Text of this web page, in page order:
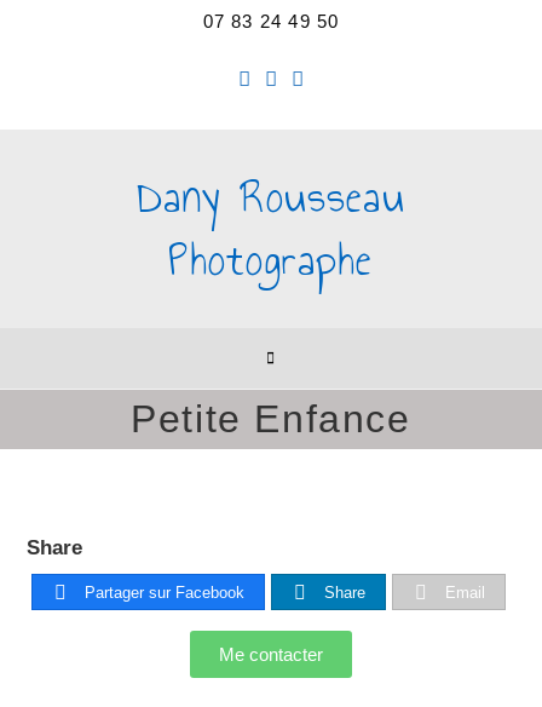
07 83 24 49 50
Dany Rousseau
Photographe
Petite Enfance
Share
Partager sur Facebook Share Email
Me contacter